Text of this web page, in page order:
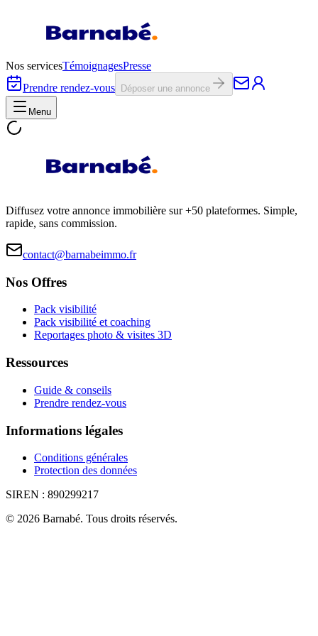
Nos servicesTémoignagesPresse
Prendre rendez-vous
Déposer une annonce
Menu
Diffusez votre annonce immobilière sur +50 plateformes. Simple,
rapide, sans commission.
contact@barnabeimmo.fr
Nos Offres
Pack visibilité
Pack visibilité et coaching
Reportages photo & visites 3D
Ressources
Guide & conseils
Prendre rendez-vous
Informations légales
Conditions générales
Protection des données
SIREN : 890299217
© 2026 Barnabé. Tous droits réservés.